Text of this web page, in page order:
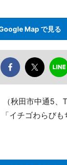
Map で見る
（秋田市中通5
イチゴわらび